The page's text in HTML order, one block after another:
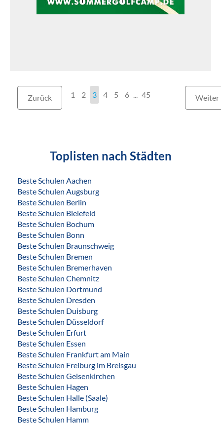
Zurück 1 2 3 4 5 6 ... 45 Weiter
Toplisten nach Städten
Beste Schulen Aachen
Beste Schulen Augsburg
Beste Schulen Berlin
Beste Schulen Bielefeld
Beste Schulen Bochum
Beste Schulen Bonn
Beste Schulen Braunschweig
Beste Schulen Bremen
Beste Schulen Bremerhaven
Beste Schulen Chemnitz
Beste Schulen Dortmund
Beste Schulen Dresden
Beste Schulen Duisburg
Beste Schulen Düsseldorf
Beste Schulen Erfurt
Beste Schulen Essen
Beste Schulen Frankfurt am Main
Beste Schulen Freiburg im Breisgau
Beste Schulen Gelsenkirchen
Beste Schulen Hagen
Beste Schulen Halle (Saale)
Beste Schulen Hamburg
Beste Schulen Hamm